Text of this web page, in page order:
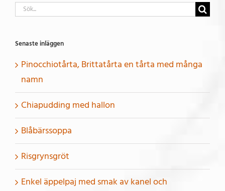
Sök
Senaste inläggen
Pinocchiotårta, Brittatårta en tårta med många
namn
Chiapudding med hallon
Blåbärssoppa
Risgrynsgröt
Enkel äppelpaj med smak av kanel och